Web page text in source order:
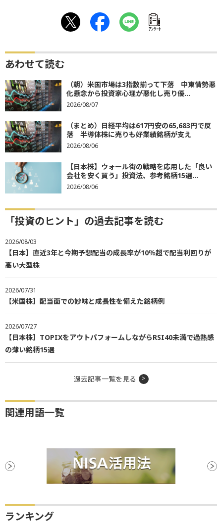
ｱﾝｹｰﾄ
あわせて読む
（朝）米国市場は3指数揃って下落 中東情勢悪
化懸念から投資家心理が悪化し売り優...
2026/08/07
（まとめ）日経平均は617円安の65,683円で反
落 半導体株に売りも好業績銘柄が支え
2026/08/06
【日本株】ウォール街の戦略を応用した「良い
会社を安く買う」投資法、参考銘柄15選...
2026/08/06
「投資のヒント」の過去記事を読む
2026/08/03
【日本】直近3年と今期予想配当の成長率が10％超で配当利回りが
高い大型株
2026/07/31
【米国株】配当面での妙味と成長性を備えた銘柄例
2026/07/27
【日本株】TOPIXをアウトパフォームしながらRSI40未満で過熱感
の薄い銘柄15選
過去記事一覧を見る
関連用語一覧
ランキング